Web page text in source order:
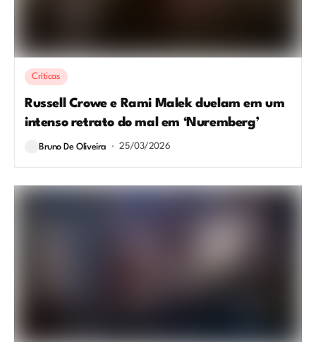
Críticas
Russell Crowe e Rami Malek duelam em um
intenso retrato do mal em ‘Nuremberg’
Bruno De Oliveira 25/03/2026